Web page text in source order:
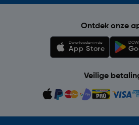
Ontdek onze
Downloaden in de
App Store
Veilige